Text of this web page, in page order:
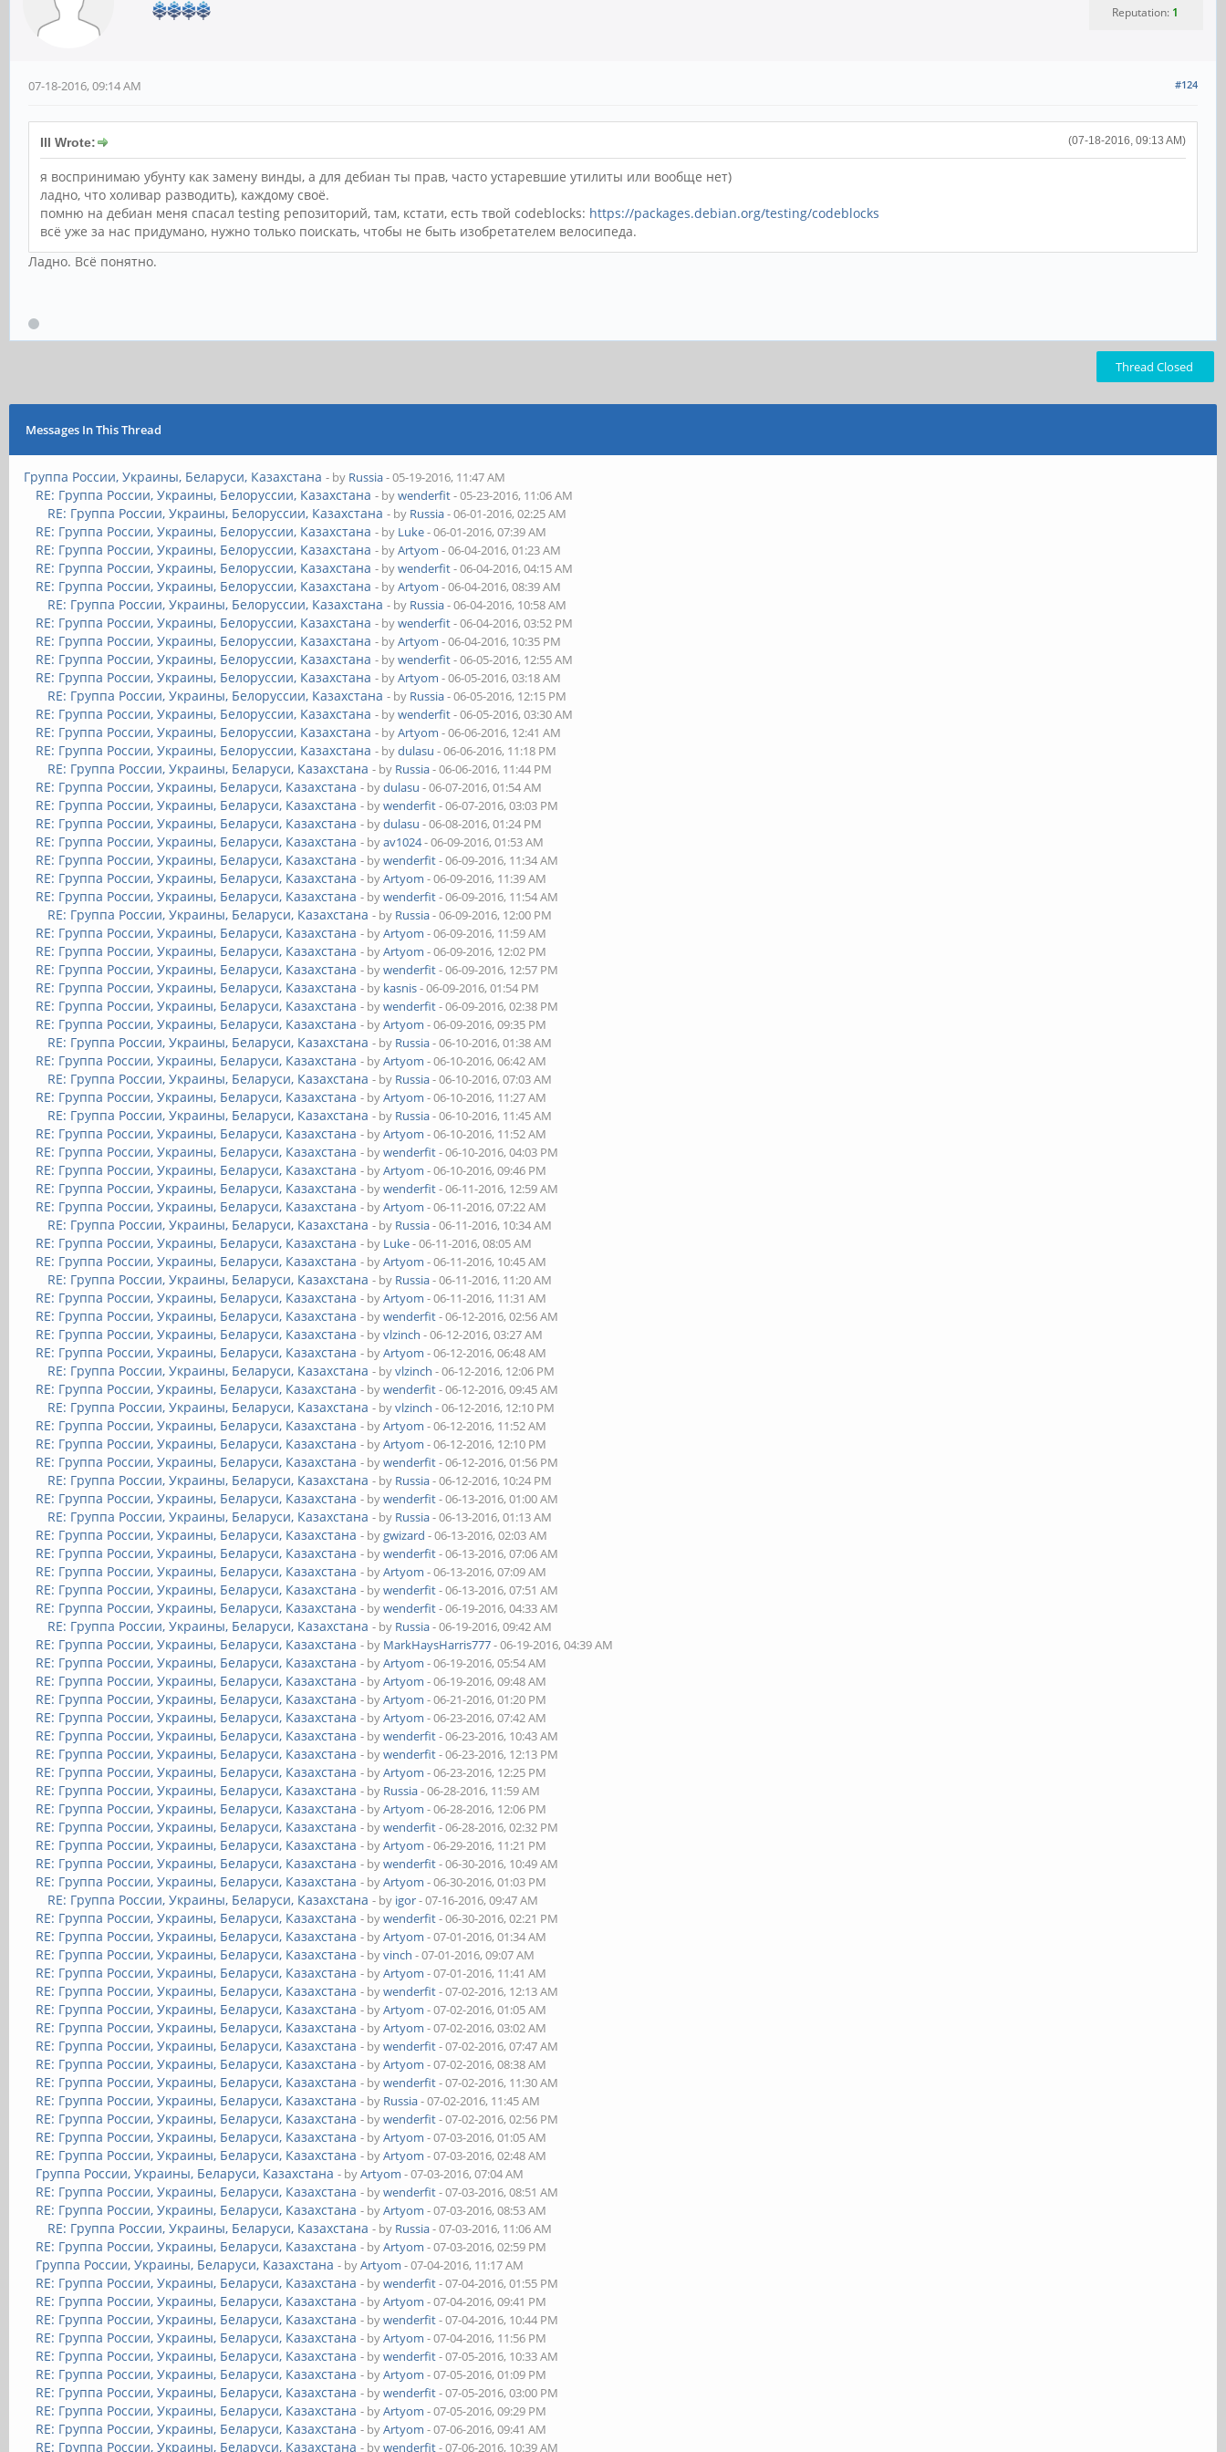
Reputation: 1
#124
07-18-2016, 09:14 AM
(07-18-2016, 09:13 AM)
Ill Wrote:
я воспринимаю убунту как замену винды, а для дебиан ты прав, часто устаревшие утилиты или вообще нет)
ладно, что холивар разводить), каждому своё.
помню на дебиан меня спасал testing репозиторий, там, кстати, есть твой codeblocks: https://packages.debian.org/testing/codeblocks
всё уже за нас придумано, нужно только поискать, чтобы не быть изобретателем велосипеда.
Ладно. Всё понятно.
Thread Closed
Messages In This Thread
Группа России, Украины, Беларуси, Казахстана - by Russia- 05-19-2016, 11:47 AM
RE: Группа России, Украины, Белоруссии, Казахстана - bywenderfit- 05-23-2016, 11:06 AM
RE: Группа России, Украины, Белоруссии, Казахстана - by Russia- 06-01-2016, 02:25 AM
RE: Группа России, Украины, Белоруссии, Казахстана - by Luke- 06-01-2016, 07:39 AM
RE: Группа России, Украины, Белоруссии, Казахстана - byArtyom - 06-04-2016, 01:23 AM
RE: Группа России, Украины, Белоруссии, Казахстана - bywenderfit- 06-04-2016, 04:15 AM
RE: Группа России, Украины, Белоруссии, Казахстана - byArtyom - 06-04-2016, 08:39 AM
RE: Группа России, Украины, Белоруссии, Казахстана - by Russia- 06-04-2016, 10:58 AM
RE: Группа России, Украины, Белоруссии, Казахстана - bywenderfit- 06-04-2016, 03:52 PM
RE: Группа России, Украины, Белоруссии, Казахстана - byArtyom - 06-04-2016, 10:35 PM
RE: Группа России, Украины, Белоруссии, Казахстана - bywenderfit- 06-05-2016, 12:55 AM
RE: Группа России, Украины, Белоруссии, Казахстана - byArtyom - 06-05-2016, 03:18 AM
RE: Группа России, Украины, Белоруссии, Казахстана - by Russia- 06-05-2016, 12:15 PM
RE: Группа России, Украины, Белоруссии, Казахстана - bywenderfit- 06-05-2016, 03:30 AM
RE: Группа России, Украины, Белоруссии, Казахстана - byArtyom - 06-06-2016, 12:41 AM
RE: Группа России, Украины, Белоруссии, Казахстана - bydulasu - 06-06-2016, 11:18 PM
RE: Группа России, Украины, Беларуси, Казахстана - by Russia- 06-06-2016, 11:44 PM
RE: Группа России, Украины, Беларуси, Казахстана - bydulasu - 06-07-2016, 01:54 AM
RE: Группа России, Украины, Беларуси, Казахстана - bywenderfit- 06-07-2016, 03:03 PM
RE: Группа России, Украины, Беларуси, Казахстана - bydulasu - 06-08-2016, 01:24 PM
RE: Группа России, Украины, Беларуси, Казахстана - byav1024- 06-09-2016, 01:53 AM
RE: Группа России, Украины, Беларуси, Казахстана - bywenderfit- 06-09-2016, 11:34 AM
RE: Группа России, Украины, Беларуси, Казахстана - byArtyom - 06-09-2016, 11:39 AM
RE: Группа России, Украины, Беларуси, Казахстана - bywenderfit- 06-09-2016, 11:54 AM
RE: Группа России, Украины, Беларуси, Казахстана - by Russia- 06-09-2016, 12:00 PM
RE: Группа России, Украины, Беларуси, Казахстана - byArtyom - 06-09-2016, 11:59 AM
RE: Группа России, Украины, Беларуси, Казахстана - byArtyom - 06-09-2016, 12:02 PM
RE: Группа России, Украины, Беларуси, Казахстана - bywenderfit- 06-09-2016, 12:57 PM
RE: Группа России, Украины, Беларуси, Казахстана - by kasnis- 06-09-2016, 01:54 PM
RE: Группа России, Украины, Беларуси, Казахстана - bywenderfit- 06-09-2016, 02:38 PM
RE: Группа России, Украины, Беларуси, Казахстана - byArtyom - 06-09-2016, 09:35 PM
RE: Группа России, Украины, Беларуси, Казахстана - by Russia- 06-10-2016, 01:38 AM
RE: Группа России, Украины, Беларуси, Казахстана - byArtyom - 06-10-2016, 06:42 AM
RE: Группа России, Украины, Беларуси, Казахстана - by Russia- 06-10-2016, 07:03 AM
RE: Группа России, Украины, Беларуси, Казахстана - byArtyom - 06-10-2016, 11:27 AM
RE: Группа России, Украины, Беларуси, Казахстана - by Russia- 06-10-2016, 11:45 AM
RE: Группа России, Украины, Беларуси, Казахстана - byArtyom - 06-10-2016, 11:52 AM
RE: Группа России, Украины, Беларуси, Казахстана - bywenderfit- 06-10-2016, 04:03 PM
RE: Группа России, Украины, Беларуси, Казахстана - byArtyom - 06-10-2016, 09:46 PM
RE: Группа России, Украины, Беларуси, Казахстана - bywenderfit- 06-11-2016, 12:59 AM
RE: Группа России, Украины, Беларуси, Казахстана - byArtyom - 06-11-2016, 07:22 AM
RE: Группа России, Украины, Беларуси, Казахстана - by Russia- 06-11-2016, 10:34 AM
RE: Группа России, Украины, Беларуси, Казахстана - by Luke- 06-11-2016, 08:05 AM
RE: Группа России, Украины, Беларуси, Казахстана - byArtyom - 06-11-2016, 10:45 AM
RE: Группа России, Украины, Беларуси, Казахстана - by Russia- 06-11-2016, 11:20 AM
RE: Группа России, Украины, Беларуси, Казахстана - byArtyom - 06-11-2016, 11:31 AM
RE: Группа России, Украины, Беларуси, Казахстана - bywenderfit- 06-12-2016, 02:56 AM
RE: Группа России, Украины, Беларуси, Казахстана - byvlzinch - 06-12-2016, 03:27 AM
RE: Группа России, Украины, Беларуси, Казахстана - byArtyom - 06-12-2016, 06:48 AM
RE: Группа России, Украины, Беларуси, Казахстана - byvlzinch - 06-12-2016, 12:06 PM
RE: Группа России, Украины, Беларуси, Казахстана - bywenderfit- 06-12-2016, 09:45 AM
RE: Группа России, Украины, Беларуси, Казахстана - byvlzinch - 06-12-2016, 12:10 PM
RE: Группа России, Украины, Беларуси, Казахстана - byArtyom - 06-12-2016, 11:52 AM
RE: Группа России, Украины, Беларуси, Казахстана - byArtyom - 06-12-2016, 12:10 PM
RE: Группа России, Украины, Беларуси, Казахстана - bywenderfit- 06-12-2016, 01:56 PM
RE: Группа России, Украины, Беларуси, Казахстана - by Russia- 06-12-2016, 10:24 PM
RE: Группа России, Украины, Беларуси, Казахстана - bywenderfit- 06-13-2016, 01:00 AM
RE: Группа России, Украины, Беларуси, Казахстана - by Russia- 06-13-2016, 01:13 AM
RE: Группа России, Украины, Беларуси, Казахстана - bygwizard - 06-13-2016, 02:03 AM
RE: Группа России, Украины, Беларуси, Казахстана - bywenderfit- 06-13-2016, 07:06 AM
RE: Группа России, Украины, Беларуси, Казахстана - byArtyom - 06-13-2016, 07:09 AM
RE: Группа России, Украины, Беларуси, Казахстана - bywenderfit- 06-13-2016, 07:51 AM
RE: Группа России, Украины, Беларуси, Казахстана - bywenderfit- 06-19-2016, 04:33 AM
RE: Группа России, Украины, Беларуси, Казахстана - by Russia- 06-19-2016, 09:42 AM
RE: Группа России, Украины, Беларуси, Казахстана - by MarkHaysHarris777- 06-19-2016, 04:39 AM
RE: Группа России, Украины, Беларуси, Казахстана - byArtyom - 06-19-2016, 05:54 AM
RE: Группа России, Украины, Беларуси, Казахстана - byArtyom - 06-19-2016, 09:48 AM
RE: Группа России, Украины, Беларуси, Казахстана - byArtyom - 06-21-2016, 01:20 PM
RE: Группа России, Украины, Беларуси, Казахстана - byArtyom - 06-23-2016, 07:42 AM
RE: Группа России, Украины, Беларуси, Казахстана - bywenderfit- 06-23-2016, 10:43 AM
RE: Группа России, Украины, Беларуси, Казахстана - bywenderfit- 06-23-2016, 12:13 PM
RE: Группа России, Украины, Беларуси, Казахстана - byArtyom - 06-23-2016, 12:25 PM
RE: Группа России, Украины, Беларуси, Казахстана - by Russia- 06-28-2016, 11:59 AM
RE: Группа России, Украины, Беларуси, Казахстана - byArtyom - 06-28-2016, 12:06 PM
RE: Группа России, Украины, Беларуси, Казахстана - bywenderfit- 06-28-2016, 02:32 PM
RE: Группа России, Украины, Беларуси, Казахстана - byArtyom - 06-29-2016, 11:21 PM
RE: Группа России, Украины, Беларуси, Казахстана - bywenderfit- 06-30-2016, 10:49 AM
RE: Группа России, Украины, Беларуси, Казахстана - byArtyom - 06-30-2016, 01:03 PM
RE: Группа России, Украины, Беларуси, Казахстана - by igor- 07-16-2016, 09:47 AM
RE: Группа России, Украины, Беларуси, Казахстана - bywenderfit- 06-30-2016, 02:21 PM
RE: Группа России, Украины, Беларуси, Казахстана - byArtyom - 07-01-2016, 01:34 AM
RE: Группа России, Украины, Беларуси, Казахстана - byvinch - 07-01-2016, 09:07 AM
RE: Группа России, Украины, Беларуси, Казахстана - byArtyom - 07-01-2016, 11:41 AM
RE: Группа России, Украины, Беларуси, Казахстана - bywenderfit- 07-02-2016, 12:13 AM
RE: Группа России, Украины, Беларуси, Казахстана - byArtyom - 07-02-2016, 01:05 AM
RE: Группа России, Украины, Беларуси, Казахстана - byArtyom - 07-02-2016, 03:02 AM
RE: Группа России, Украины, Беларуси, Казахстана - bywenderfit- 07-02-2016, 07:47 AM
RE: Группа России, Украины, Беларуси, Казахстана - byArtyom - 07-02-2016, 08:38 AM
RE: Группа России, Украины, Беларуси, Казахстана - bywenderfit- 07-02-2016, 11:30 AM
RE: Группа России, Украины, Беларуси, Казахстана - by Russia- 07-02-2016, 11:45 AM
RE: Группа России, Украины, Беларуси, Казахстана - bywenderfit- 07-02-2016, 02:56 PM
RE: Группа России, Украины, Беларуси, Казахстана - byArtyom - 07-03-2016, 01:05 AM
RE: Группа России, Украины, Беларуси, Казахстана - byArtyom - 07-03-2016, 02:48 AM
Группа России, Украины, Беларуси, Казахстана - byArtyom - 07-03-2016, 07:04 AM
RE: Группа России, Украины, Беларуси, Казахстана - bywenderfit- 07-03-2016, 08:51 AM
RE: Группа России, Украины, Беларуси, Казахстана - byArtyom - 07-03-2016, 08:53 AM
RE: Группа России, Украины, Беларуси, Казахстана - by Russia- 07-03-2016, 11:06 AM
RE: Группа России, Украины, Беларуси, Казахстана - byArtyom - 07-03-2016, 02:59 PM
Группа России, Украины, Беларуси, Казахстана - byArtyom - 07-04-2016, 11:17 AM
RE: Группа России, Украины, Беларуси, Казахстана - bywenderfit- 07-04-2016, 01:55 PM
RE: Группа России, Украины, Беларуси, Казахстана - byArtyom - 07-04-2016, 09:41 PM
RE: Группа России, Украины, Беларуси, Казахстана - bywenderfit- 07-04-2016, 10:44 PM
RE: Группа России, Украины, Беларуси, Казахстана - byArtyom - 07-04-2016, 11:56 PM
RE: Группа России, Украины, Беларуси, Казахстана - bywenderfit- 07-05-2016, 10:33 AM
RE: Группа России, Украины, Беларуси, Казахстана - byArtyom - 07-05-2016, 01:09 PM
RE: Группа России, Украины, Беларуси, Казахстана - bywenderfit- 07-05-2016, 03:00 PM
RE: Группа России, Украины, Беларуси, Казахстана - byArtyom - 07-05-2016, 09:29 PM
RE: Группа России, Украины, Беларуси, Казахстана - byArtyom - 07-06-2016, 09:41 AM
RE: Группа России, Украины, Беларуси, Казахстана - bywenderfit- 07-06-2016, 10:39 AM